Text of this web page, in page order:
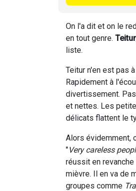
On l'a dit et on le
en tout genre. Teitur
liste.
Teitur n'en est pas
Rapidement à
divertissement.
et nettes. Les
délicats flattent le
Alors évidemment,
"Very careless
réussit en
mièvre. Il en va de
groupes comme